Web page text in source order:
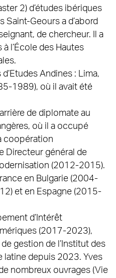
2) d’études ibériques
Saint-Geours a d’abord
de chercheur. Il a
l’École des Hautes
d’Etudes Andines : Lima,
1989), où il avait été
de diplomate au
où il a occupé
coopération
Directeur général de
(2012-2015).
en Bulgarie (2004-
et en Espagne (2015-
d’Intérêt
(2017-2023),
gestion de l’Institut des
latine depuis 2023. Yves
nombreux ouvrages (Vie